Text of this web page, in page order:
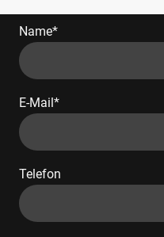
Name*
E-Mail *
Telefon